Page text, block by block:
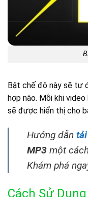
Bật chế độ này sẽ tự
hợp nào. Mỗi khi
sẽ được hiển thị cho
Hướng dẫn
MP3 một
Khám phá
Cách Sử